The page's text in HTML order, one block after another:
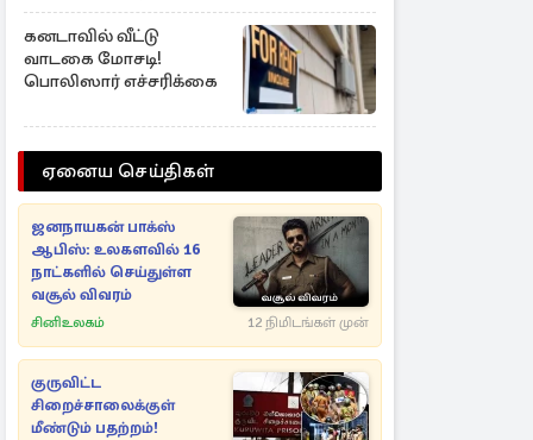
கனடாவில் வீட்டு
வாடகை மோசடி!
பொலிஸார் எச்சரிக்கை
ஏனைய செய்திகள்
ஜனநாயகன் பாக்ஸ்
ஆபிஸ்: உலகளவில் 16
நாட்களில் செய்துள்ள
வசூல் விவரம்
சினிஉலகம் 12 நிமிடங்கள் முன்
குருவிட்ட
சிறைச்சாலைக்குள்
மீண்டும் பதற்றம்!